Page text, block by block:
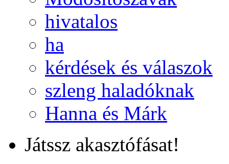
hivatalos
ha
kérdések és válaszok
szleng haladóknak
Hanna és Márk
Játssz akasztófásat!